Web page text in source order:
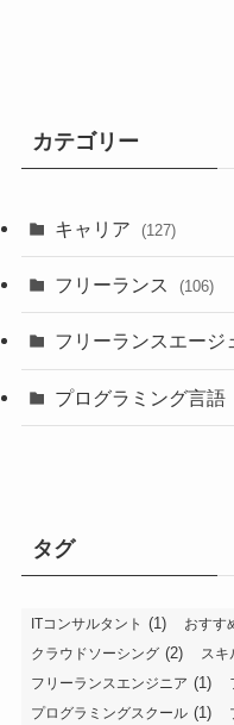
カテゴリー
キャリア (127)
フリーランス (106)
フリーランスエージ
プログラミング言語
タグ
ITコンサルタント (1) おすす
クラウドソーシング (2) スキ
フリーランスエンジニア (1)
プログラミングスクール (1)